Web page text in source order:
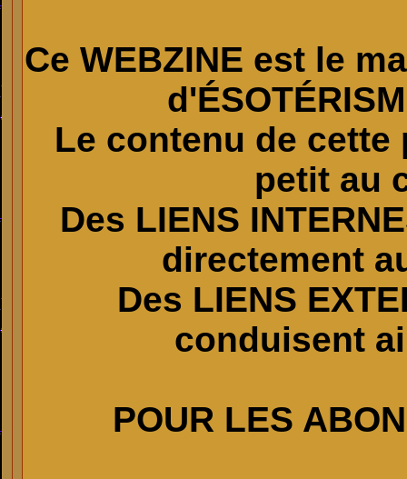
Ce WEBZINE est le
Le contenu de cette
petit au
Des LIENS
directement
Des LIENS
conduisent
POUR LES